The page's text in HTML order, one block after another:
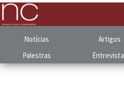
Notícias Artigos
Palestras